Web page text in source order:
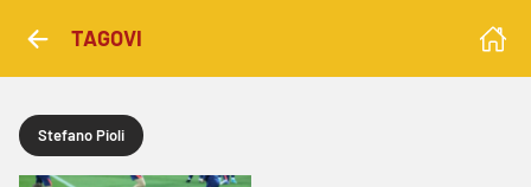
TAGOVI
Stefano Pioli